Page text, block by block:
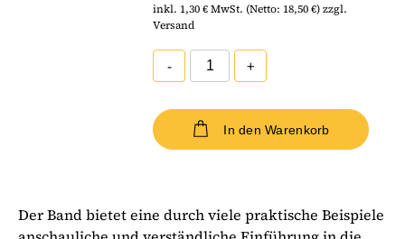
inkl. 1,30 € MwSt. (Netto: 18,50 €) zzgl.
Versand
- +
In den Warenkorb
Der Band bietet eine durch viele praktische Beispiele